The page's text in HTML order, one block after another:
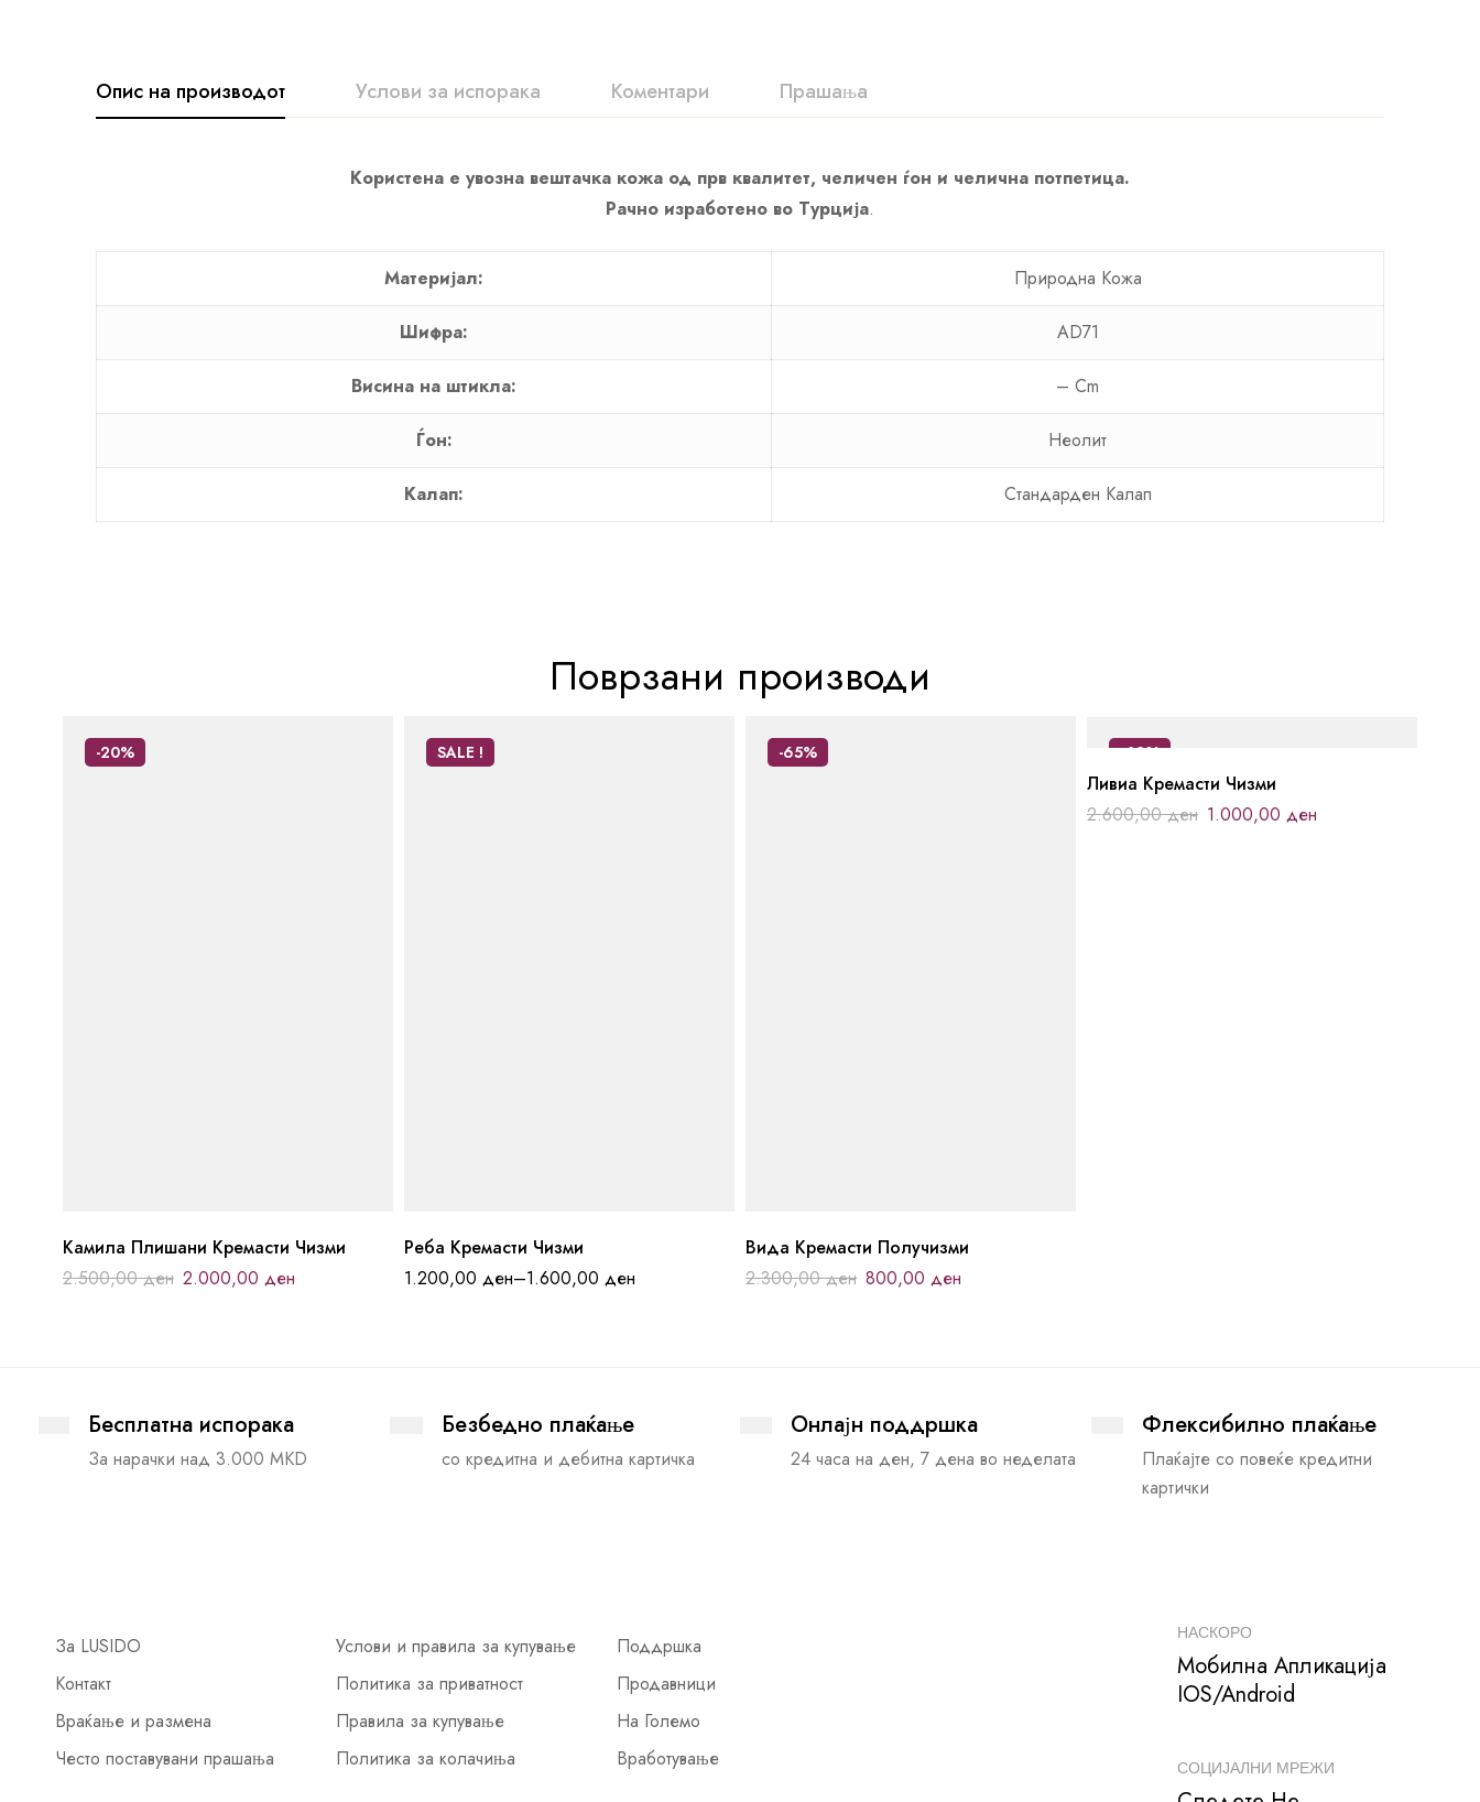
Опис на производот Услови за испорака Коментари Прашања
Користена е увозна вештачка кожа од прв квалитет, челичен ѓон и челична потпетица.
Рачно изработено во Турција.
Материјал: Природна Кожа
Шифра: AD71
Висина на штикла: – Cm
Ѓон: Неолит
Калап: Стандарден Калап
Поврзани производи
-20%
Камила Плишани Кремасти Чизми
2.500,00ден 2.000,00 ден
SALE !
Реба Кремасти Чизми
1.200,00 ден–1.600,00 ден
-65%
Вида Кремасти Получизми
2.300,00ден 800,00 ден
-62%
Ливиа Кремасти Чизми
2.600,00ден 1.000,00 ден
Бесплатна испорака
За нарачки над 3.000 MKD
Безбедно плаќање
со кредитна и дебитна картичка
Онлајн поддршка
24 часа на ден, 7 дена во неделата
Флексибилно плаќање
Плаќајте со повеќе кредитни
картички
За LUSIDO
Контакт
Враќање и размена
Често поставувани прашања
Услови и правила за купување
Политика за приватност
Правила за купување
Политика за колачиња
Поддршка
Продавници
На Големо
Вработување
НАСКОРО
Мобилна Апликација
IOS/Android
СОЦИЈАЛНИ МРЕЖИ